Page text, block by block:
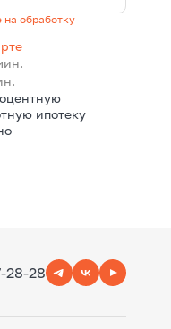
на обработку
ипотеку
28-28